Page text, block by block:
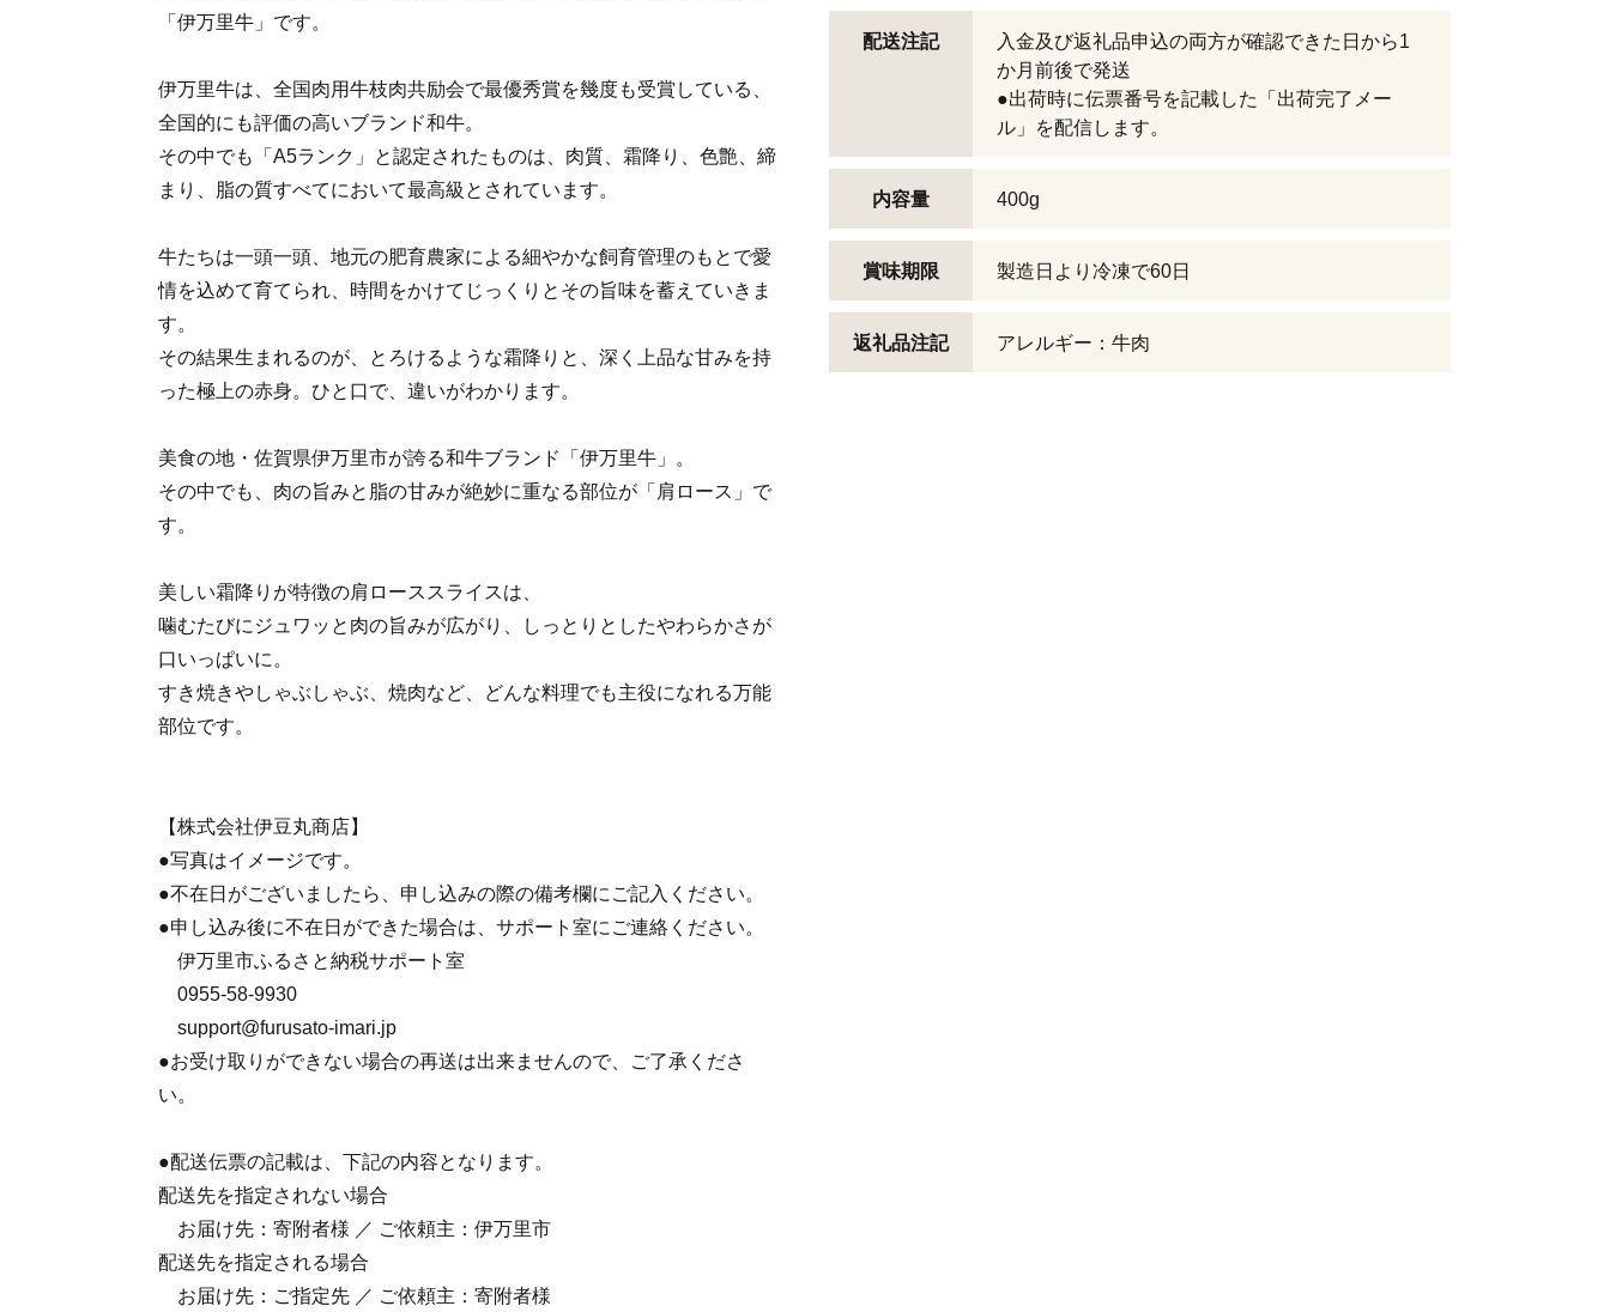
「伊万里牛」です。
伊万里牛は、全国肉用牛枝肉共励会で最優秀賞を幾度も受賞している、
全国的にも評価の高いブランド和牛。
その中でも「A5ランク」と認定されたものは、肉質、霜降り、色艶、締
まり、脂の質すべてにおいて最高級とされています。
牛たちは一頭一頭、地元の肥育農家による細やかな飼育管理のもとで愛
情を込めて育てられ、時間をかけてじっくりとその旨味を蓄えていきま
す。
その結果生まれるのが、とろけるような霜降りと、深く上品な甘みを持
った極上の赤身。ひと口で、違いがわかります。
美食の地・佐賀県伊万里市が誇る和牛ブランド「伊万里牛」。
その中でも、肉の旨みと脂の甘みが絶妙に重なる部位が「肩ロース」で
す。
美しい霜降りが特徴の肩ローススライスは、
噛むたびにジュワッと肉の旨みが広がり、しっとりとしたやわらかさが
口いっぱいに。
すき焼きやしゃぶしゃぶ、焼肉など、どんな料理でも主役になれる万能
部位です。
【株式会社伊豆丸商店】
●写真はイメージです。
●不在日がございましたら、申し込みの際の備考欄にご記入ください。
●申し込み後に不在日ができた場合は、サポート室にご連絡ください。
伊万里市ふるさと納税サポート室
0955-58-9930
support@furusato-imari.jp
●お受け取りができない場合の再送は出来ませんので、ご了承くださ
い。
●配送伝票の記載は、下記の内容となります。
配送先を指定されない場合
お届け先：寄附者様 ／ ご依頼主：伊万里市
配送先を指定される場合
お届け先：ご指定先 ／ ご依頼主：寄附者様
配送注記
入金及び返礼品申込の両方が確認できた日から1
か月前後で発送
●出荷時に伝票番号を記載した「出荷完了メー
ル」を配信します。
内容量 400g
賞味期限 製造日より冷凍で60日
返礼品注記 アレルギー：牛肉